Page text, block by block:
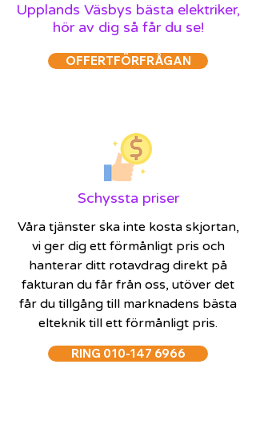
Upplands Väsbys bästa elektriker,
hör av dig så får du se!
OFFERTFÖRFRÅGAN
Schyssta priser
Våra tjänster ska inte kosta skjortan,
vi ger dig ett förmånligt pris och
hanterar ditt rotavdrag direkt på
fakturan du får från oss, utöver det
får du tillgång till marknadens bästa
elteknik till ett förmånligt pris.
RING 010-147 6966